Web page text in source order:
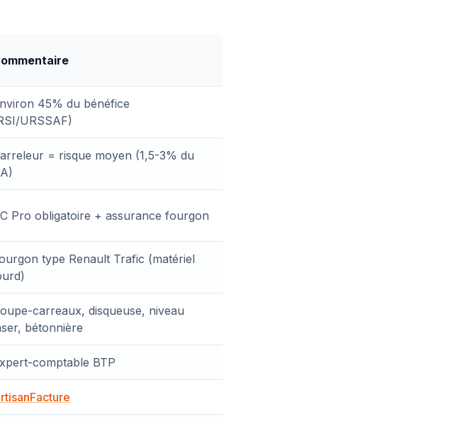
45% du bénéfice
URSSAF)
= risque moyen (1,5-3% du
Pro obligatoire + assurance fourgon
type Renault Trafic (matériel
carreaux, disqueuse, niveau
bétonnière
comptable BTP